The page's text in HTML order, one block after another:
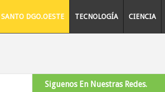
SANTO DGO.OESTE TECNOLOGÍA CIENCIA
Siguenos En Nuestras Redes.